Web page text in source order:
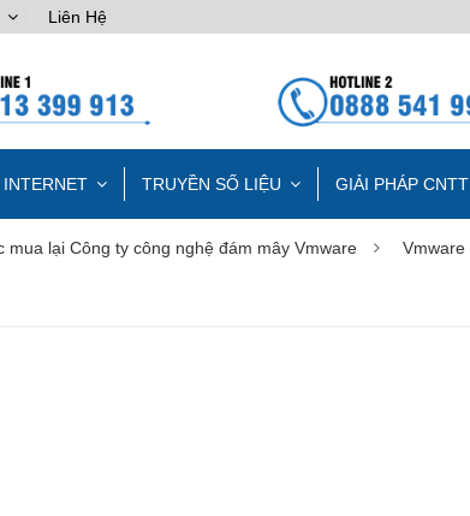
Liên Hệ
INTERNET TRUYỀN SỐ LIỆU GIẢI PHÁP CNTT
lại Công ty công nghệ đám mây Vmware Vmware